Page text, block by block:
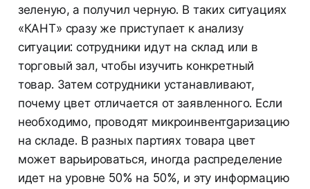
зеленую, а получил черную. В таких ситуациях
«КАНТ» сразу же приступает к анализу
ситуации: сотрудники идут на склад или в
торговый зал, чтобы изучить конкретный
товар. Затем сотрудники устанавливают,
почему цвет отличается от заявленного. Если
необходимо, проводят микроинвентgаризацию
на складе. В разных партиях товара цвет
может варьироваться, иногда распределение
идет на уровне 50% на 50%, и эту информацию